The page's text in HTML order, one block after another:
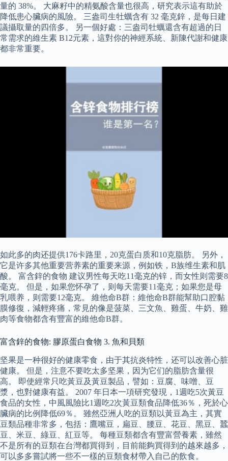
量的 38%。 大麻籽中的精氨酸含量也很高，研究表示這有助於
降低患心臟病的風險。 三盎司生牡蠣含有 32 毫克鋅，是每日建
議攝取量的四倍多。 另一個好處：三盎司牡蠣還含有超過的日
常需求的維生素 B12元素，這對你的神經系統、新陳代謝和健康
都非常重要。
如此多的肉还提供176卡路里，20克蛋白质和10克脂肪。 另外，
它是许多其他重要营养素的重要来源，例如铁，B族维生素和肌
酸。 富含鋅的食物 建议男性每天吃11毫克的锌，而女性则需要8
毫克。 但是，如果您怀孕了，则每天需要11毫克；如果您是母
乳喂养，则需要12毫克。 維他命B群：維他命B群能幫助口腔黏
膜修復，減輕疼痛，常見的像是菠菜、三文魚、雞蛋、牛奶、雞
肉等食物都含有豐富的維他命B群。
富含鋅的食物: 膠原蛋白食物 3. 魚和貝類
坚果是一种很好的健康零食，由于其抗炎特性，还可以改善心脏
健康。 但是，注意不要吃太多坚果，因为它们的脂肪含量很
高。 即使經常只吃黃豆及黃豆製品，譬如：豆腐、味噌、豆
漿，也對健康有益。 2007 年日本一項研究發現，1週吃5次黃豆
食品的女性，中風風險比1週吃2次黃豆類食品降低36％，死於心
臟病的比例降低69％。 雖然亞洲人吃的豆類以黃豆為主，其實
豆類品種非常多，包括：鷹嘴豆，扁豆、腰豆、花豆、黑豆、蠶
豆、米豆、綠豆、紅豆等。 每種豆類都含有豐富營養素，雖然
不是所有的豆類在台灣都買得到，目前能夠買得到的越來越多，
可以多多嘗試將一些不一樣的豆類食材帶入自己的飲食。